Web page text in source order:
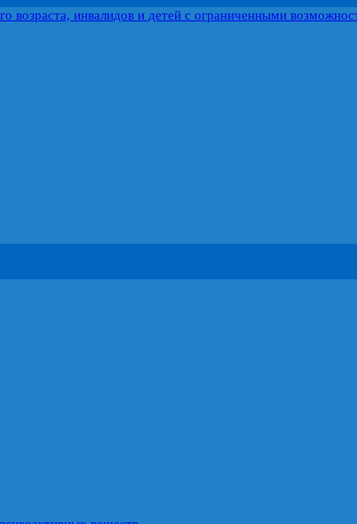
возраста, инвалидов и детей с ограниченными